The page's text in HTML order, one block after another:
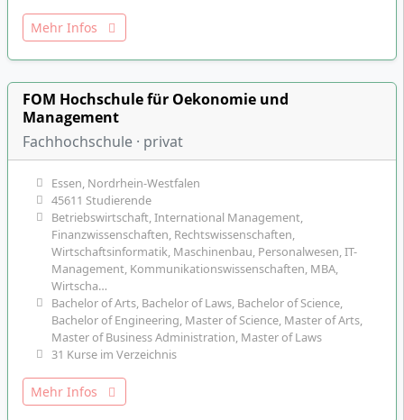
Mehr Infos
FOM Hochschule für Oekonomie und
Management
Fachhochschule · privat
Essen, Nordrhein-Westfalen
45611 Studierende
Betriebswirtschaft, International Management,
Finanzwissenschaften, Rechtswissenschaften,
Wirtschaftsinformatik, Maschinenbau, Personalwesen, IT-
Management, Kommunikationswissenschaften, MBA,
Wirtscha…
Bachelor of Arts, Bachelor of Laws, Bachelor of Science,
Bachelor of Engineering, Master of Science, Master of Arts,
Master of Business Administration, Master of Laws
31 Kurse im Verzeichnis
Mehr Infos